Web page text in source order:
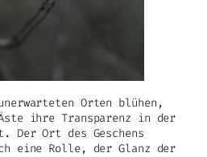
Orten blühen,
ihre Transparenz in der
Der Ort des Geschens
eine Rolle, der Glanz der